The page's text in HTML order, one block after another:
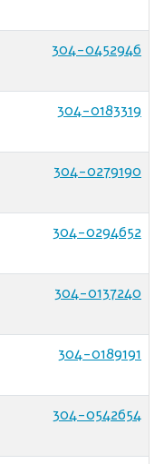
304-0452946
304-0183319
304-0279190
304-0294652
304-0137240
304-0189191
304-0542654